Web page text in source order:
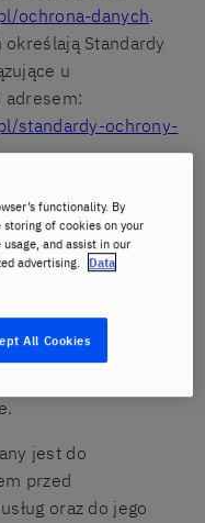
ochrona-danych.
Standardy
u
adresem:
standardy-ochrony-
nieodpłatnie pod
pl-
przed
Użytkownika w
jest do
przed
oraz do jego
functionality. By
of cookies on your
and assist in our
advertising. Data
All Cookies